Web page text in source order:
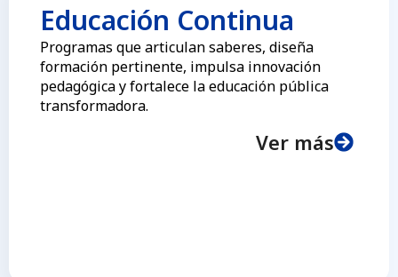
Educación Continua
Programas que articulan saberes, diseña
formación pertinente, impulsa innovación
pedagógica y fortalece la educación pública
transformadora.
Ver más